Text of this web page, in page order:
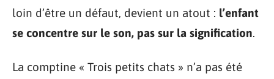
loin d’être un défaut, devient un atout : l’enfant
se concentre sur le son, pas sur la signification.
La comptine « Trois petits chats » n’a pas été